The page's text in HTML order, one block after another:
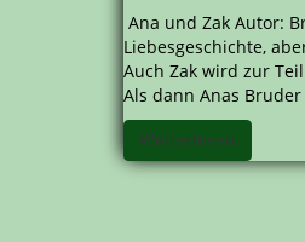
Ana und Zak Autor:
Liebesgeschichte,
Auch Zak wird zur
Als dann Anas
Weiterlesen